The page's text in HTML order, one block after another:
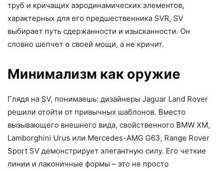
труб и кричащих аэродинамических элементов,
характерных для его предшественника SVR, SV
выбирает путь сдержанности и изысканности. Он
словно шепчет о своей мощи, а не кричит.
Минимализм как оружие
Глядя на SV, понимаешь: дизайнеры Jaguar Land Rover
решили отойти от привычных шаблонов. Вместо
вызывающего внешнего вида, свойственного BMW XM,
Lamborghini Urus или Mercedes-AMG G63, Range Rover
Sport SV демонстрирует элегантную силу. Его четкие
линии и лаконичные формы – это не просто